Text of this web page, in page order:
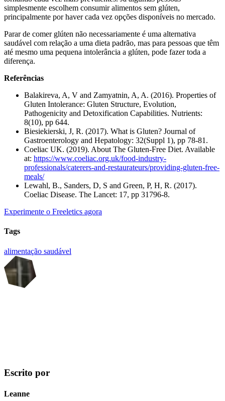
simplesmente escolhem consumir alimentos sem glúten,
principalmente por haver cada vez opções disponíveis no mercado.
Parar de comer glúten não necessariamente é uma alternativa
saudável com relação a uma dieta padrão, mas para pessoas que têm
até mesmo uma pequena intolerância a glúten, pode fazer toda a
diferença.
Referências
Balakireva, A, V and Zamyatnin, A, A. (2016). Properties of
Gluten Intolerance: Gluten Structure, Evolution,
Pathogenicity and Detoxification Capabilities. Nutrients:
8(10), pp 644.
Biesiekierski, J, R. (2017). What is Gluten? Journal of
Gastroenterology and Hepatology: 32(Suppl 1), pp 78-81.
Coeliac UK. (2019). About The Gluten-Free Diet. Available
at: https://www.coeliac.org.uk/food-industry-
professionals/caterers-and-restaurateurs/providing-gluten-free-
meals/
Lewahl, B., Sanders, D, S and Green, P, H, R. (2017).
Coeliac Disease. The Lancet: 17, pp 31796-8.
Experimente o Freeletics agora
Tags
alimentação saudável
Escrito por
Leanne